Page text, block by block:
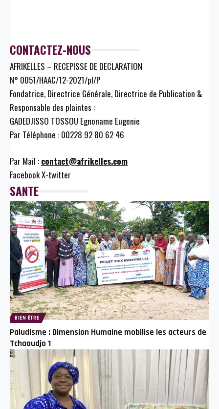
CONTACTEZ-NOUS
AFRIKELLES – RECEPISSE DE DECLARATION
N° 0051/HAAC/12-2021/pl/P
Fondatrice, Directrice Générale, Directrice de Publication &
Responsable des plaintes :
GADEDJISSO TOSSOU Egnoname Eugenie
Par Téléphone : 00228 92 80 62 46
Par Mail : contact@afrikelles.com
FacebookX-twitter
SANTE
BIEN ÊTRE
Paludisme : Dimension Humaine mobilise les acteurs de
Tchaoudjo 1